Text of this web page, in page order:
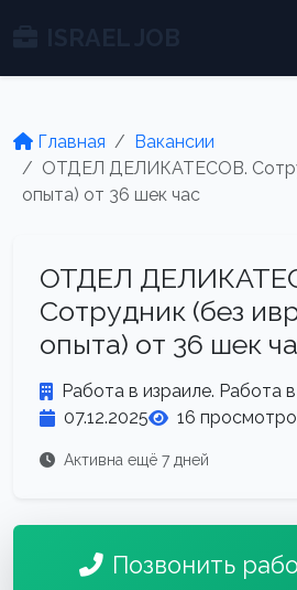
Главная
Вакансии
ОТДЕЛ ДЕЛИКАТЕСОВ.
опыта) от 36 шек час
ОТДЕЛ
Сотрудник (без
опыта) от 36 шек
Работа в израиле. Работа
07.12.2025
16
Активна ещё 7 дней
Позвонить